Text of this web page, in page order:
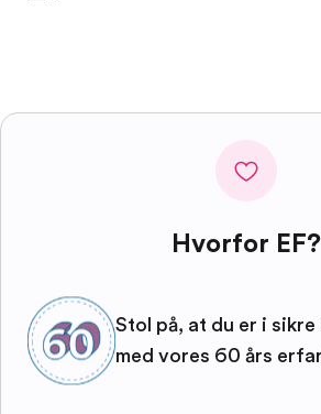
Hvorfor EF?
Stol på, at du er i
med vores 60 års